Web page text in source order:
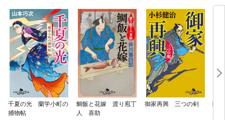
千夏の光 蘭学小町の
捕物帖
鯛飯と花嫁 渡り庖丁
人 喜助
御家再興 三つの剣